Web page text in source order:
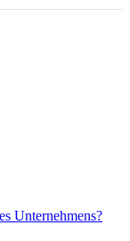
Unternehmens?